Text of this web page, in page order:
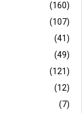
(160)
(107)
(41)
(49)
(121)
(12)
(7)